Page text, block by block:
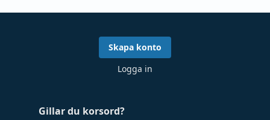
Gillar du korsord?
Skapa konto
Logga in